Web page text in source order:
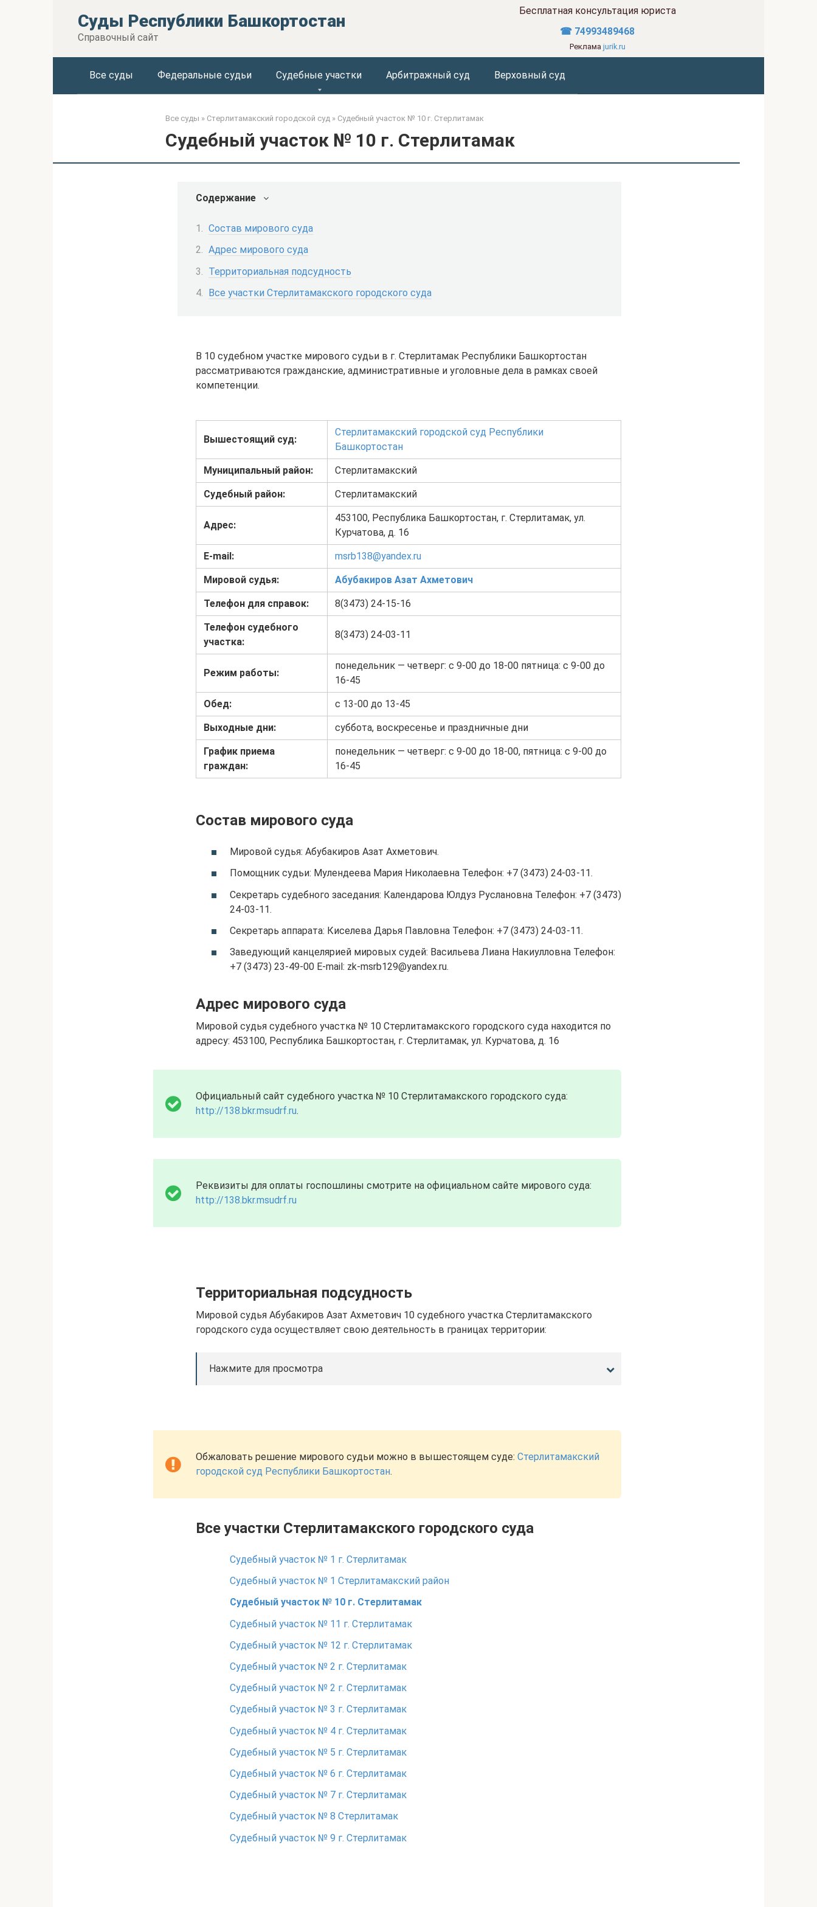
Суды Республики Башкортостан
Справочный сайт
Бесплатная консультация юриста
☎ 74993489468
Реклама jurik.ru
Все суды Федеральные судьи Судебные участки Арбитражный суд Верховный суд
Все суды » Стерлитамакский городской суд » Судебный участок № 10 г. Стерлитамак
Судебный участок № 10 г. Стерлитамак
Содержание
Состав мирового суда
Адрес мирового суда
Территориальная подсудность
Все участки Стерлитамакского городского суда
В 10 судебном участке мирового судьи в г. Стерлитамак Республики Башкортостан
рассматриваются гражданские, административные и уголовные дела в рамках своей
компетенции.
Вышестоящий суд:
Стерлитамакский городской суд Республики
Башкортостан
Муниципальный район: Стерлитамакский
Судебный район: Стерлитамакский
Адрес:
453100, Республика Башкортостан, г. Стерлитамак, ул.
Курчатова, д. 16
E-mail: msrb138@yandex.ru
Мировой судья: Абубакиров Азат Ахметович
Телефон для справок: 8(3473) 24-15-16
Телефон судебного
участка:
8(3473) 24-03-11
Режим работы:
понедельник — четверг: с 9-00 до 18-00 пятница: с 9-00 до
16-45
Обед: с 13-00 до 13-45
Выходные дни: суббота, воскресенье и праздничные дни
График приема
граждан:
понедельник — четверг: с 9-00 до 18-00, пятница: с 9-00 до
16-45
Состав мирового суда
Мировой судья: Абубакиров Азат Ахметович.
Помощник судьи: Мулендеева Мария Николаевна Телефон: +7 (3473) 24-03-11.
Секретарь судебного заседания: Календарова Юлдуз Руслановна Телефон: +7 (3473)
24-03-11.
Секретарь аппарата: Киселева Дарья Павловна Телефон: +7 (3473) 24-03-11.
Заведующий канцелярией мировых судей: Васильева Лиана Накиулловна Телефон:
+7 (3473) 23-49-00 E-mail: zk-msrb129@yandex.ru.
Адрес мирового суда
Мировой судья судебного участка № 10 Стерлитамакского городского суда находится по
адресу: 453100, Республика Башкортостан, г. Стерлитамак, ул. Курчатова, д. 16
Официальный сайт судебного участка № 10 Стерлитамакского городского суда:
http://138.bkr.msudrf.ru.
Реквизиты для оплаты госпошлины смотрите на официальном сайте мирового суда:
http://138.bkr.msudrf.ru
Территориальная подсудность
Мировой судья Абубакиров Азат Ахметович 10 судебного участка Стерлитамакского
городского суда осуществляет свою деятельность в границах территории:
Нажмите для просмотра
Обжаловать решение мирового судьи можно в вышестоящем суде: Стерлитамакский
городской суд Республики Башкортостан.
Все участки Стерлитамакского городского суда
Судебный участок № 1 г. Стерлитамак
Судебный участок № 1 Стерлитамакский район
Судебный участок № 10 г. Стерлитамак
Судебный участок № 11 г. Стерлитамак
Судебный участок № 12 г. Стерлитамак
Судебный участок № 2 г. Стерлитамак
Судебный участок № 2 г. Стерлитамак
Судебный участок № 3 г. Стерлитамак
Судебный участок № 4 г. Стерлитамак
Судебный участок № 5 г. Стерлитамак
Судебный участок № 6 г. Стерлитамак
Судебный участок № 7 г. Стерлитамак
Судебный участок № 8 Стерлитамак
Судебный участок № 9 г. Стерлитамак